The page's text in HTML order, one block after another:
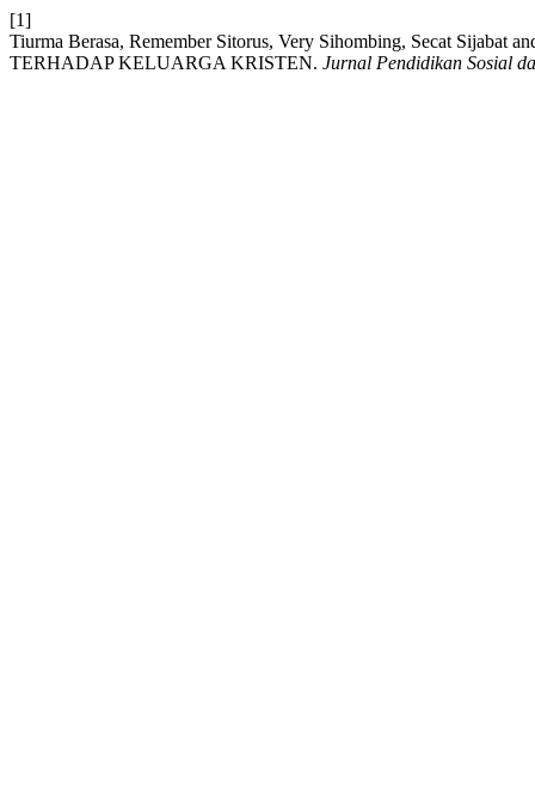
[1]
Tiurma Berasa, Remember Sitorus, Very Sihombing, Secat
TERHADAP KELUARGA KRISTEN. Jurnal Pendidikan Sosial